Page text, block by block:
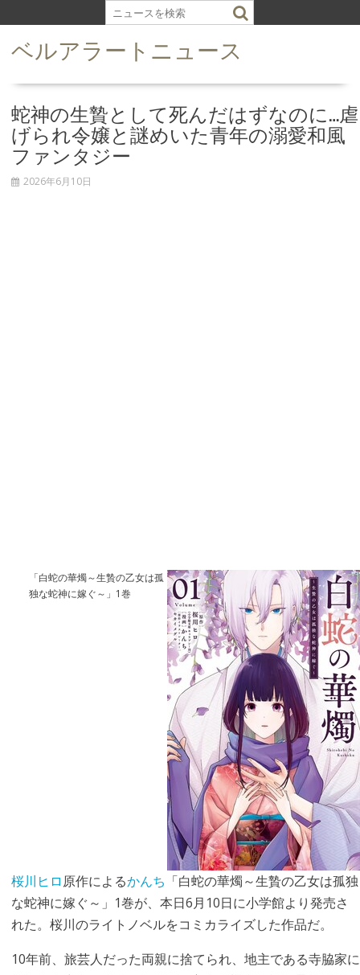
k
ベルアラートニュース
蛇神の生贄として死んだはずなのに…虐
げられ令嬢と謎めいた青年の溺愛和風
ファンタジー
2026年6月10日
「白蛇の華燭～生贄の乙女は孤
独な蛇神に嫁ぐ～」1巻
桜川ヒロ原作によるかんち 「白蛇の華燭～生贄の乙女は孤独
な蛇神に嫁ぐ～」1巻が、本日6月10日に小学館より発売さ
れた。桜川のライトノベルをコミカライズした作品だ。
10年前、旅芸人だった両親に捨てられ、地主である寺脇家に